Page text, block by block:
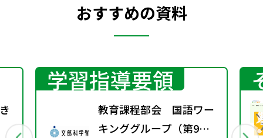
おすすめの資料
学習指導要領
教育課程部会 国語ワー
キンググループ（第9